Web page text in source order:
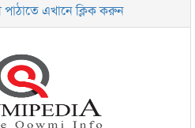
রহমানিয়া, ঢাকা
লালবাগ ঢাকা
এখানে ক্লিক করুন